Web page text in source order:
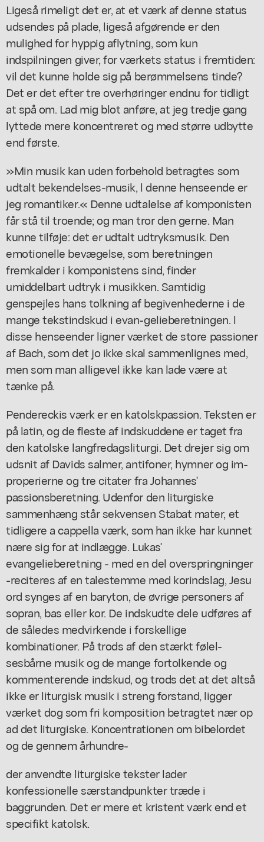
Ligeså rimeligt det er, at et værk af denne status
udsendes på plade, ligeså afgørende er den
mulighed for hyppig aflytning, som kun
indspilningen giver, for værkets status i fremtiden:
vil det kunne holde sig på berømmelsens tinde?
Det er det efter tre overhøringer endnu for tidligt
at spå om. Lad mig blot anføre, at jeg tredje gang
lyttede mere koncentreret og med større udbytte
end første.
»Min musik kan uden forbehold betragtes som
udtalt bekendelses-musik, l denne henseende er
jeg romantiker.« Denne udtalelse af komponisten
får stå til troende; og man tror den gerne. Man
kunne tilføje: det er udtalt udtryksmusik. Den
emotionelle bevægelse, som beretningen
fremkalder i komponistens sind, finder
umiddelbart udtryk i musikken. Samtidig
genspejles hans tolkning af begivenhederne i de
mange tekstindskud i evan-gelieberetningen. l
disse henseender ligner værket de store passioner
af Bach, som det jo ikke skal sammenlignes med,
men som man alligevel ikke kan lade være at
tænke på.
Pendereckis værk er en katolskpassion. Teksten er
på latin, og de fleste af indskuddene er taget fra
den katolske langfredagsliturgi. Det drejer sig om
udsnit af Davids salmer, antifoner, hymner og im-
properierne og tre citater fra Johannes'
passionsberetning. Udenfor den liturgiske
sammenhæng står sekvensen Stabat mater, et
tidligere a cappella værk, som han ikke har kunnet
nære sig for at indlægge. Lukas'
evangelieberetning - med en del overspringninger
-reciteres af en talestemme med korindslag, Jesu
ord synges af en baryton, de øvrige personers af
sopran, bas eller kor. De indskudte dele udføres af
de således medvirkende i forskellige
kombinationer. På trods af den stærkt følel-
sesbårne musik og de mange fortolkende og
kommenterende indskud, og trods det at det altså
ikke er liturgisk musik i streng forstand, ligger
værket dog som fri komposition betragtet nær op
ad det liturgiske. Koncentrationen om bibelordet
og de gennem århundre-
der anvendte liturgiske tekster lader
konfessionelle særstandpunkter træde i
baggrunden. Det er mere et kristent værk end et
specifikt katolsk.